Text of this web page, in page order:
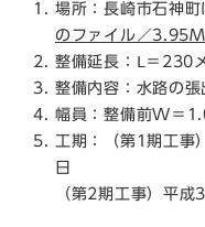
場所：長崎市石神町
のファイル／
整備延長：Ⅼ＝230
整備内容：水路の
幅員：整備前W＝
工期：（第1期工
日
（第2期工事）平